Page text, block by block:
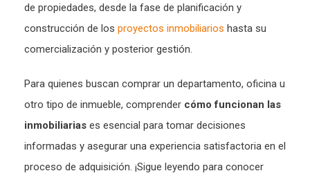
de propiedades, desde la fase de planificación y
construcción de los proyectos inmobiliarios hasta su
comercialización y posterior gestión.
Para quienes buscan comprar un departamento, oficina u
otro tipo de inmueble, comprender cómo funcionan las
inmobiliarias es esencial para tomar decisiones
informadas y asegurar una experiencia satisfactoria en el
proceso de adquisición. ¡Sigue leyendo para conocer